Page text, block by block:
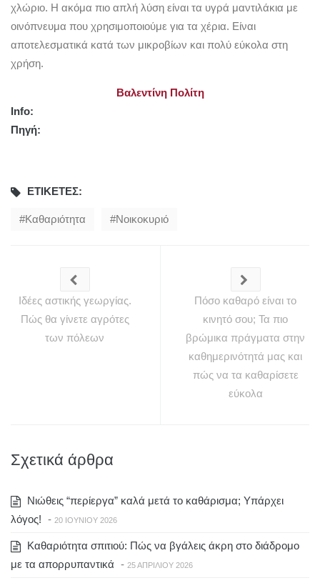
χλώριο. Η ακόμα πιο απλή λύση είναι τα υγρά μαντιλάκια με
οινόπνευμα που χρησιμοποιούμε για τα χέρια. Είναι
αποτελεσματικά κατά των μικροβίων και πολύ εύκολα στη
χρήση.
Βαλεντίνη Πολίτη
Info:
Πηγή:
ΕΤΙΚΈΤΕΣ:
Καθαριότητα Νοικοκυριό
Ιδέες αστικής γεωργίας.
Πώς θα γίνετε αγρότες
των πόλεων
Πόσο καθαρό είναι το
κινητό σου; Τα πιο
βρώμικα πράγματα στην
καθημερινότητά μας και
πώς να τα καθαρίσετε
εύκολα
Σχετικά άρθρα
Νιώθεις “περίεργα” καλά μετά το καθάρισμα; Υπάρχει
λόγος! - 20 ΙΟΥΝΊΟΥ 2026
Καθαριότητα σπιτιού: Πώς να βγάλεις άκρη στο διάδρομο
με τα απορρυπαντικά - 25 ΑΠΡΙΛΊΟΥ 2026